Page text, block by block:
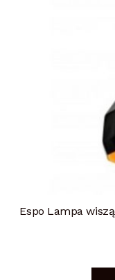
Espo Lampa